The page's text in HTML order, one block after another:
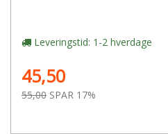
Leveringstid: 1-2 hverdage
45,50
55,00 SPAR 17%